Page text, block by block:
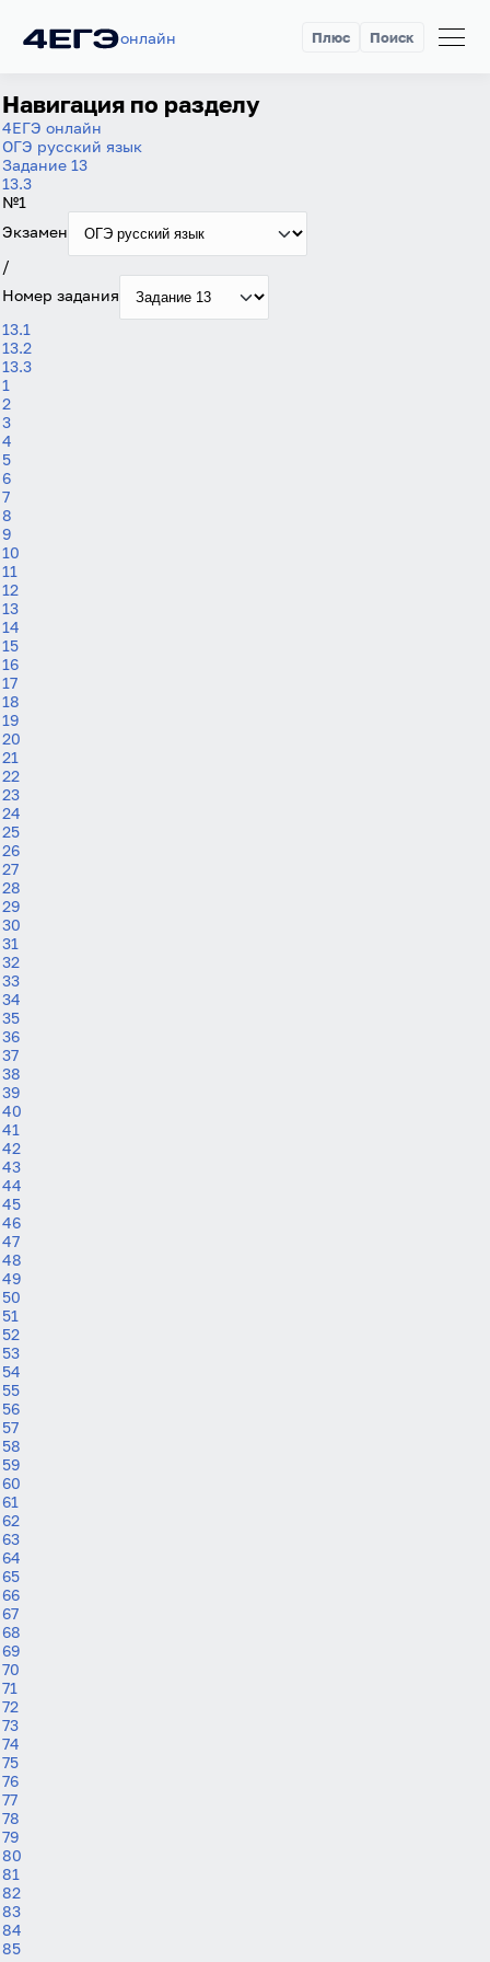
онлайн Плюс Поиск
Навигация по разделу
4ЕГЭ онлайн
ОГЭ русский язык
Задание 13
13.3
№1
Экзамен
/
Номер задания
13.1
13.2
13.3
1
2
3
4
5
6
7
8
9
10
11
12
13
14
15
16
17
18
19
20
21
22
23
24
25
26
27
28
29
30
31
32
33
34
35
36
37
38
39
40
41
42
43
44
45
46
47
48
49
50
51
52
53
54
55
56
57
58
59
60
61
62
63
64
65
66
67
68
69
70
71
72
73
74
75
76
77
78
79
80
81
82
83
84
85